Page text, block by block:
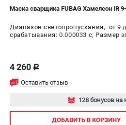
Генераторы инверторные
Генераторы сварочные
ПОЛЕЗНЫЕ СТАТЬИ
Как выбрать краскопульт?
Как выбрать бензопилу?
Как выбрать компрессор?
Маска сварщика FUBAG Хамелеон IR
Диапазон светопропускания,: от 9
срабатывания: 0.000033 с; Размер
4 260 c
Оставить отзыв
128 бонусов на
Авторизуйтесь
ДОБАВИТЬ В КОРЗИНУ